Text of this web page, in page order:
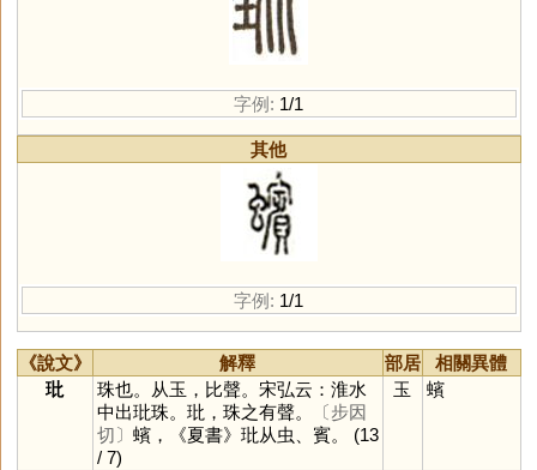
字例: 1/1
其他
字例: 1/1
《說文》 解釋 部居
相關異體
玭
珠也。从玉，比聲。宋弘云：淮水
中出玭珠。玭，珠之有聲。
〔步因
切〕 蠙，《夏書》玭从虫、賓。 (13
/ 7)
玉 蠙